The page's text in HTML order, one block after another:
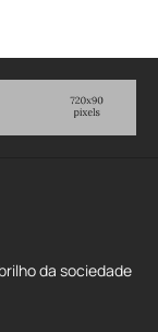
da sociedade